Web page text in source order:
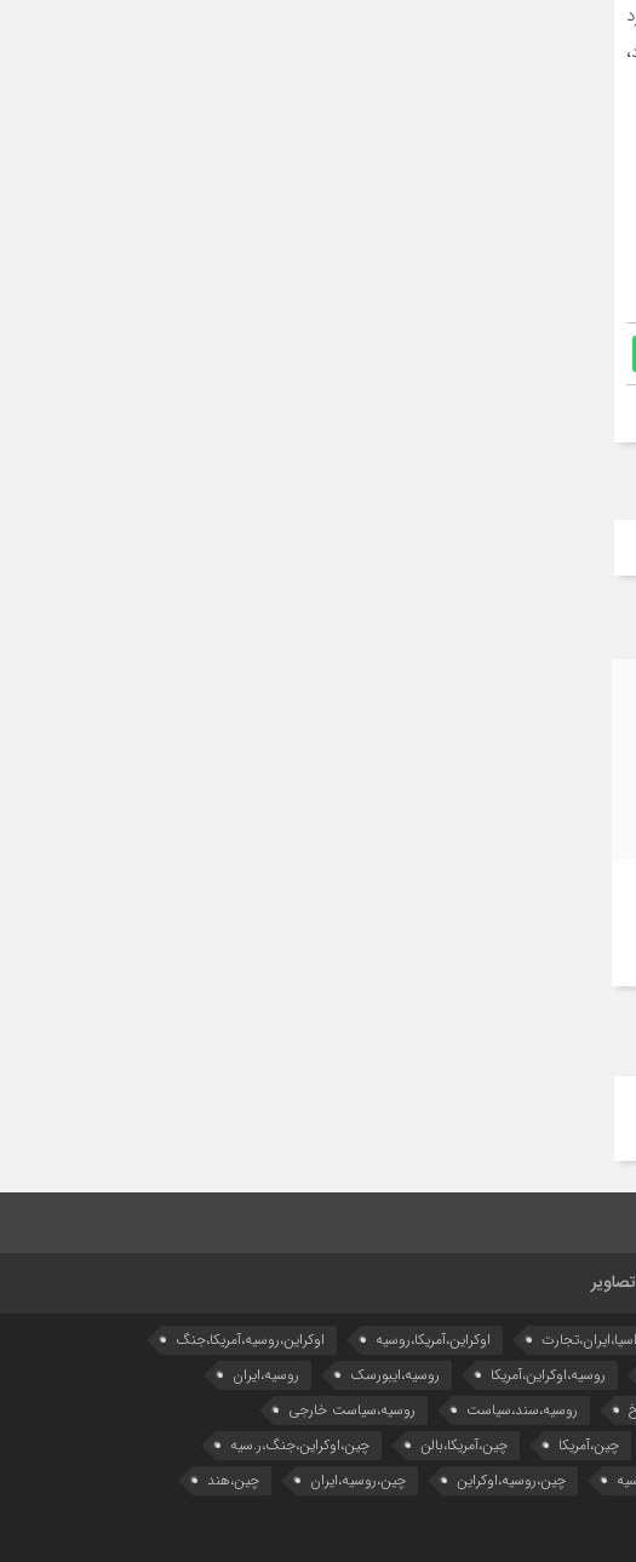
اوکراین،آمریکا،روسیه
اوکراین،روسیه،آمریکا،جنگ
روسیه،اوکراین،آمریکا روسیه،ایبورسک
روسیه،ایران
روسیه،سند،سیاست
روسیه،سیاست خارجی
چین،آمریکا چین،آمریکا،بالن
چین،اوکراین،جنگ،ر.سیه
چین،روسیه،اوکراین چین،روسیه،ایران
چین،هند